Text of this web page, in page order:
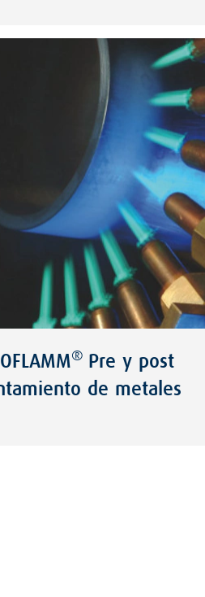
®
Pre y post
de metales